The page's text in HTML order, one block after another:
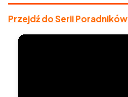
Przejdź do Serii Poradników